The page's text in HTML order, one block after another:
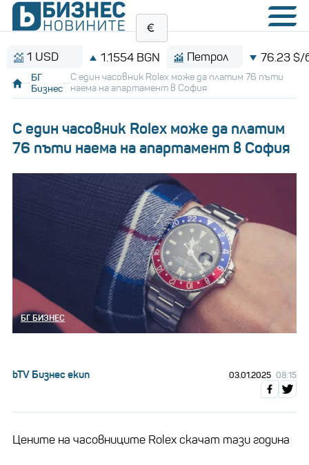
1.1554 BGN Петрол 76.23 $/барел
БГ
Бизнес
С един часовник Rolex може да платим 76 пъти
наема на апартамент в София
С един часовник Rolex може да платим
76 пъти наема на апартамент в София
БГ БИЗНЕС
bTV Бизнес екип 03.01.2025 08:15
Цените на часовниците Rolex скачат тази година